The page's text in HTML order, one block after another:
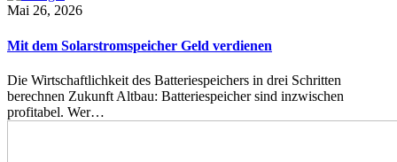
Mai 26, 2026
Mit dem Solarstromspeicher Geld verdienen
Die Wirtschaftlichkeit des Batteriespeichers in drei Schritten
berechnen Zukunft Altbau: Batteriespeicher sind inzwischen
profitabel. Wer…